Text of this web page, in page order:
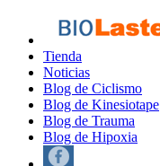
Tienda
Noticias
Blog de Ciclismo
Blog de Kinesiotape
Blog de Trauma
Blog de Hipoxia